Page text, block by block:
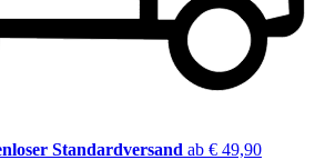
Standardversand ab € 49,90